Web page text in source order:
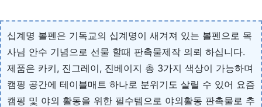
십계명 볼펜은 기독교의 십계명이 새겨져 있는 볼펜으로 목
사님 안수 기념으로 선물 할때 판촉물제작 의뢰 하십니다.
제품은 카키, 진그레이, 진베이지 총 3가지 색상이 가능하며
캠핑 공간에 테이블매트 하나로 분위기도 살릴 수 있어 요즘
캠핑 및 야외 활동을 위한 필수템으로 야외활동 판촉물로 추